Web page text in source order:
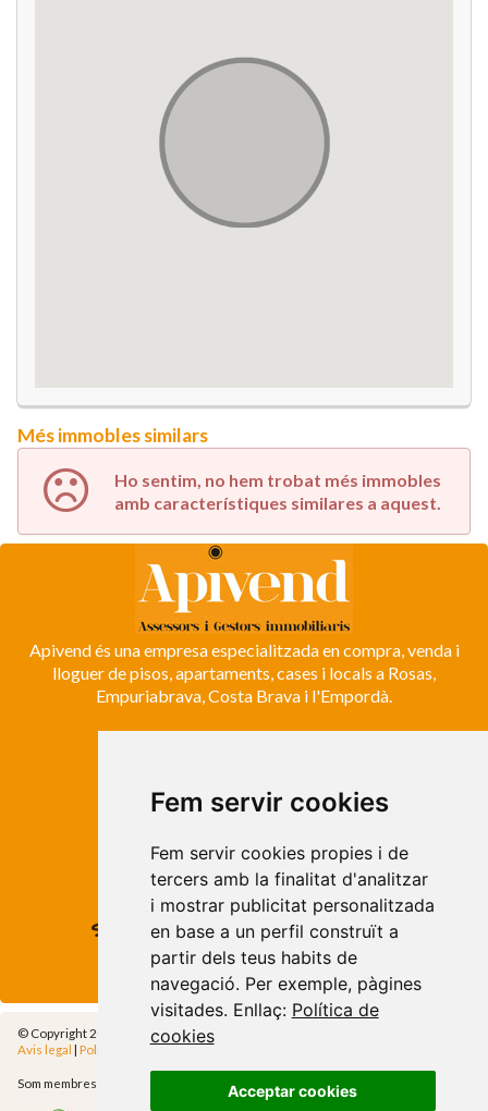
Fem servir cookies
Fem servir cookies propies i de
tercers amb la finalitat d'analitzar
i mostrar publicitat personalitzada
en base a un perfil construït a
partir dels teus habits de
navegació. Per exemple, pàgines
visitades. Enllaç: Política de
cookies
Acceptar cookies
Més immobles similars
Ho sentim, no hem trobat més immobles
amb característiques similares a aquest.
Apivend és una empresa especialitzada en compra, venda i
lloguer de pisos, apartaments, cases i locals a Rosas,
Empuriabrava, Costa Brava i l'Empordà.
Avda. de Rhode, 64
Roses - Girona
info@apivend.com
Segueixnos!
© Copyright 2014 - Apivend 2000 SL |
Avis legal | Política de privadesa|Política de cookies
Som membres de